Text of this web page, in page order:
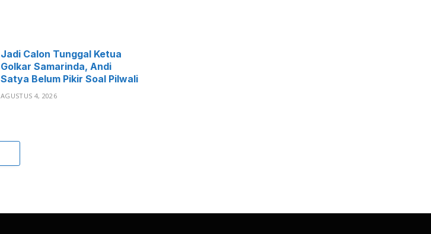
Jadi Calon Tunggal Ketua
Golkar Samarinda, Andi
Satya Belum Pikir Soal Pilwali
AGUSTUS 4, 2026